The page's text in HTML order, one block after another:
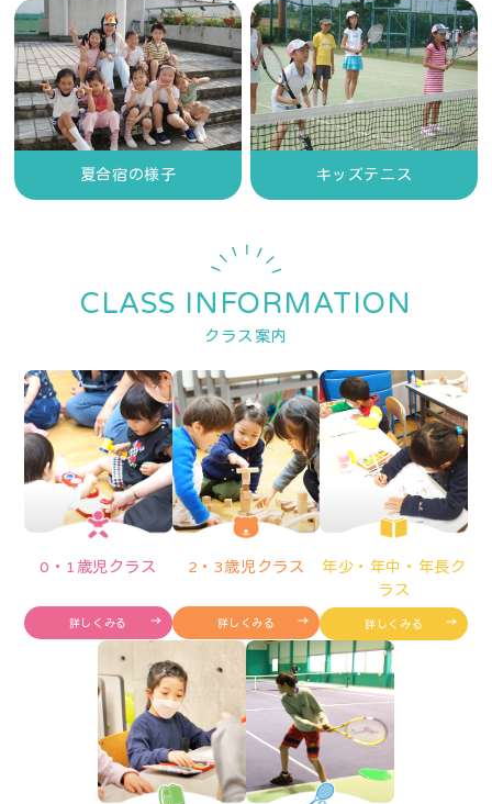
夏合宿の様子 キッズテニス
CLASS INFORMATION
クラス案内
0・1歳児クラス
詳しくみる
2・3歳児クラス
詳しくみる
年少・年中・年長ク
ラス
詳しくみる